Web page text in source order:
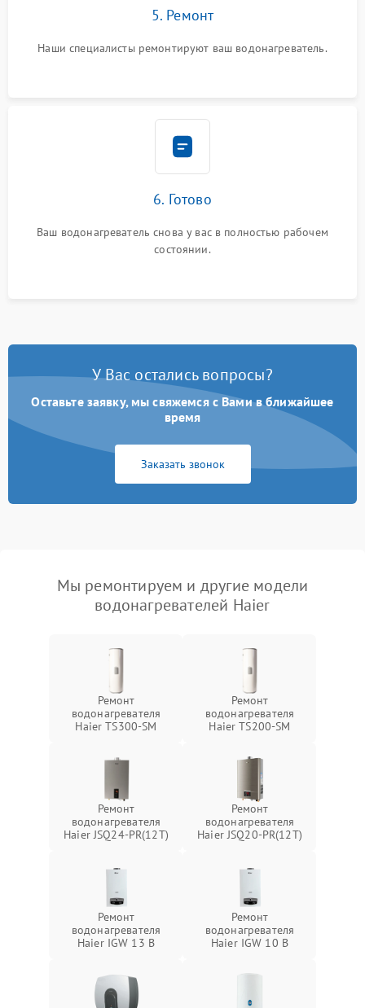
5. Ремонт
Наши специалисты ремонтируют ваш водонагреватель.
6. Готово
Ваш водонагреватель снова у вас в полностью рабочем
состоянии.
У Вас остались вопросы?
Оставьте заявку, мы свяжемся с Вами в ближайшее
время
Заказать звонок
Мы ремонтируем и другие модели
водонагревателей Haier
Ремонт
водонагревателя
Haier TS300-SM
Ремонт
водонагревателя
Haier TS200-SM
Ремонт
водонагревателя
Haier JSQ24-PR(12T)
Ремонт
водонагревателя
Haier JSQ20-PR(12T)
Ремонт
водонагревателя
Haier IGW 13 B
Ремонт
водонагревателя
Haier IGW 10 B